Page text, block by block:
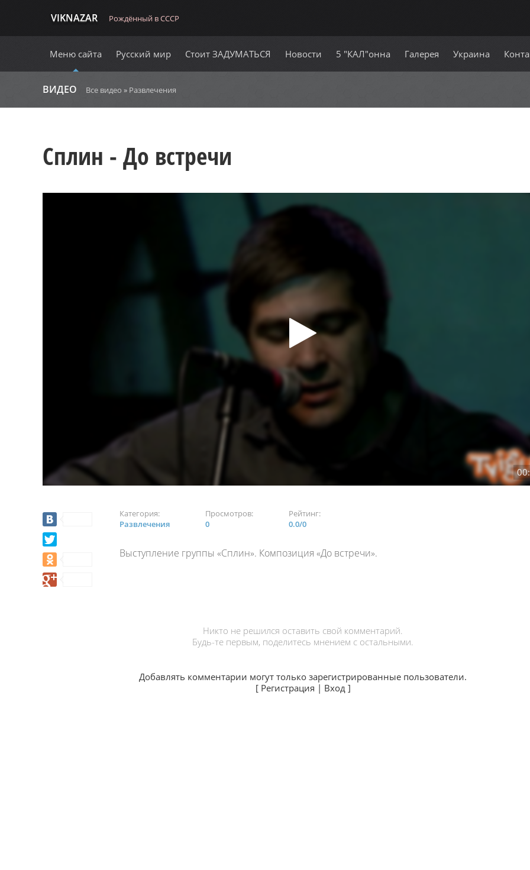
VIKNAZAR Рождённый в СССР
Меню сайта Русский мир Стоит ЗАДУМАТЬСЯ Новости 5 "КАЛ"онна Галерея Украина
ВИДЕО Все видео » Развлечения
Сплин - До встречи
Категория:
Развлечения
Просмотров:
0
Рейтинг:
0.0/0
Выступление группы «Сплин». Композиция «До встречи».
Никто не решился оставить свой комментарий.
Будь-те первым, поделитесь мнением с остальными.
Добавлять комментарии могут только зарегистрированные пользователи.
[ Регистрация | Вход]